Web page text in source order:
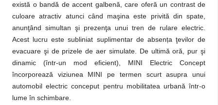
există o bandă de accent galbenă, care oferă un contrast de
culoare atractiv atunci când maşina este privită din spate,
anunţând simultan şi prezenţa unui tren de rulare electric.
Acest lucru este subliniat suplimentar de absența ţevilor de
evacuare şi de prizele de aer simulate. De ultimă oră, pur şi
dinamic (într-un mod eficient), MINI Electric Concept
încorporează viziunea MINI pe termen scurt asupra unui
automobil electric conceput pentru mobilitatea urbană într-o
lume în schimbare.